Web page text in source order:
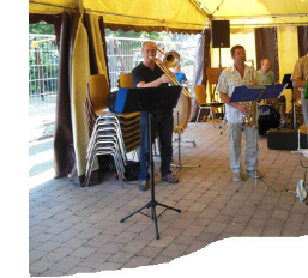
Förderung
Veranstaltungen und
Bläserklasse
ENSEMBLES